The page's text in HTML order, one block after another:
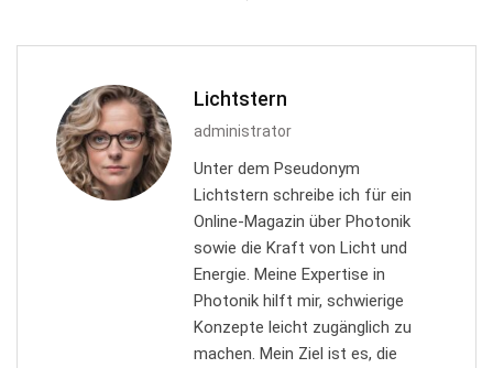
Lichtstern
administrator
Unter dem Pseudonym
Lichtstern schreibe ich für ein
Online-Magazin über Photonik
sowie die Kraft von Licht und
Energie. Meine Expertise in
Photonik hilft mir, schwierige
Konzepte leicht zugänglich zu
machen. Mein Ziel ist es, die